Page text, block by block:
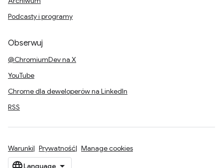
Podcasty i programy
Obserwuj
@ChromiumDev na X
YouTube
Chrome dla deweloperów na LinkedIn
RSS
Warunki Prywatność Manage cookies